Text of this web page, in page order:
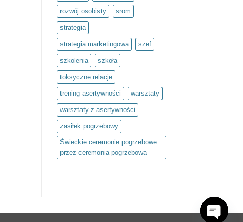
rozwój osobisty srom
strategia
strategia marketingowa szef
szkolenia szkoła
toksyczne relacje
trening asertywności warsztaty
warsztaty z asertywności
zasiłek pogrzebowy
Świeckie ceremonie pogrzebowe
przez ceremonia pogrzebowa